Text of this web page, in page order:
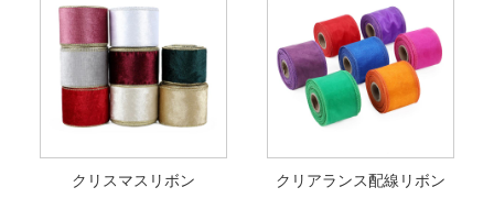
クリスマスリボン クリアランス配線リボン